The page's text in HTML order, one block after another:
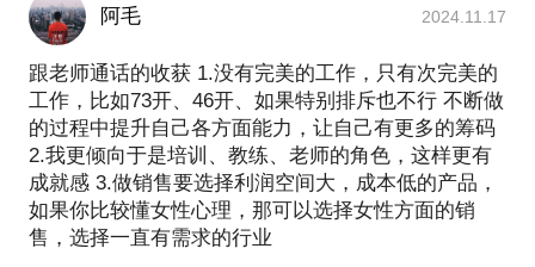
阿毛 2024.11.17
跟老师通话的收获 1.没有完美的工作，只有次完美的
工作，比如73开、46开、如果特别排斥也不行 不断做
的过程中提升自己各方面能力，让自己有更多的筹码
2.我更倾向于是培训、教练、老师的角色，这样更有
成就感 3.做销售要选择利润空间大，成本低的产品，
如果你比较懂女性心理，那可以选择女性方面的销
售，选择一直有需求的行业